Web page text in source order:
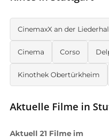
CinemaxX an der
Cinema Corso
Kinothek Obertürkheim
Aktuelle Filme in
Aktuell 21 Filme im